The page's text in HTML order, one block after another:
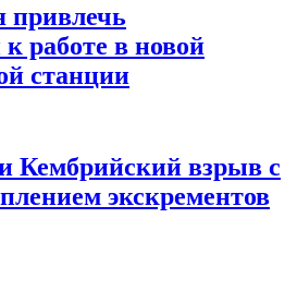
привлечь
к работе в новой
станции
Кембрийский взрыв с
экскрементов